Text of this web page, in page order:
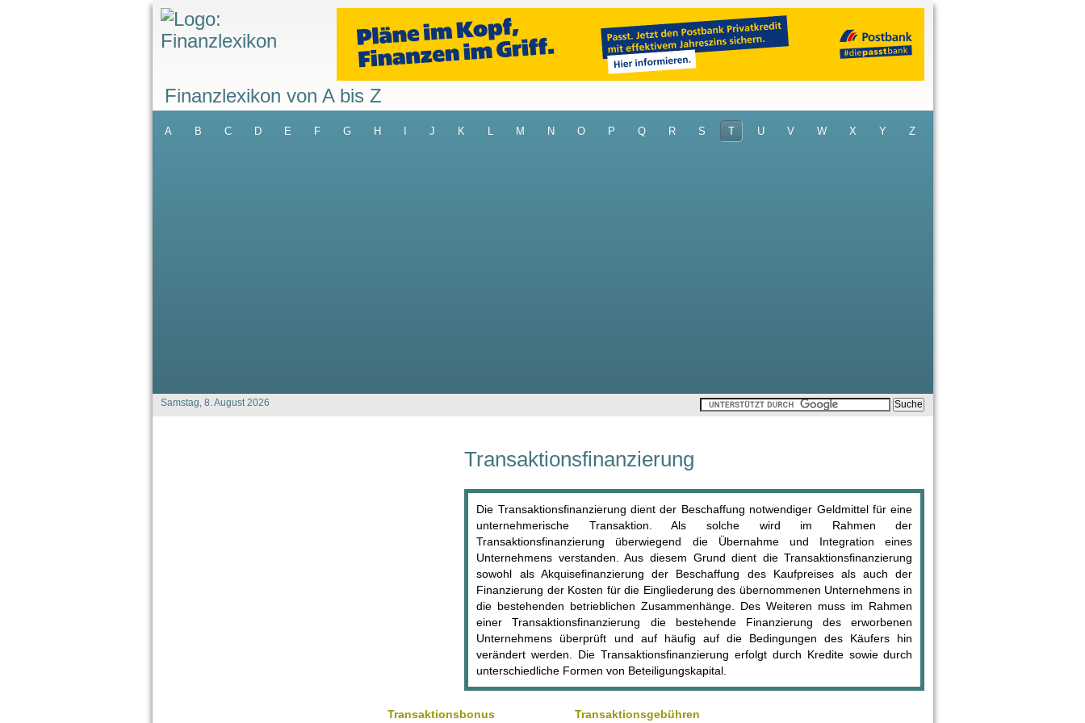
Finanzlexikon von A bis Z
A B C D E F G H J K L M N O P Q R S T U V W X Y Z
Samstag, 8. August 2026
Transaktionsfinanzierung
Die Transaktionsfinanzierung dient der Beschaffung notwendiger Geldmittel für eine
unternehmerische Transaktion. Als solche wird im Rahmen der
Transaktionsfinanzierung überwiegend die Übernahme und Integration eines
Unternehmens verstanden. Aus diesem Grund dient die Transaktionsfinanzierung
sowohl als Akquisefinanzierung der Beschaffung des Kaufpreises als auch der
Finanzierung der Kosten für die Eingliederung des übernommenen Unternehmens in
die bestehenden betrieblichen Zusammenhänge. Des Weiteren muss im Rahmen
einer Transaktionsfinanzierung die bestehende Finanzierung des erworbenen
Unternehmens überprüft und auf häufig auf die Bedingungen des Käufers hin
verändert werden. Die Transaktionsfinanzierung erfolgt durch Kredite sowie durch
unterschiedliche Formen von Beteiligungskapital.
Transaktionsbonus Transaktionsgebühren